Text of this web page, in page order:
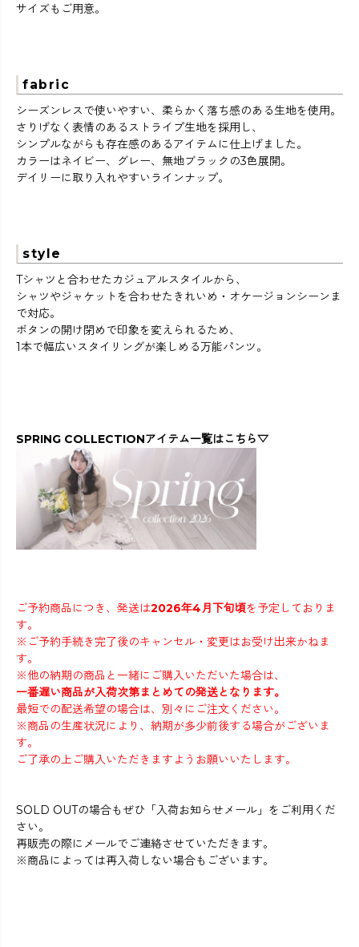
サイズもご用意。
fabric
シーズンレスで使いやすい、柔らかく落ち感のある生地を使用。
さりげなく表情のあるストライプ生地を採用し、
シンプルながらも存在感のあるアイテムに仕上げました。
カラーはネイビー、グレー、無地ブラックの3色展開。
デイリーに取り入れやすいラインナップ。
style
Tシャツと合わせたカジュアルスタイルから、
シャツやジャケットを合わせたきれいめ・オケージョンシーンま
で対応。
ボタンの開け閉めで印象を変えられるため、
1本で幅広いスタイリングが楽しめる万能パンツ。
SPRING COLLECTIONアイテム一覧はこちら▽
ご予約商品につき、発送は2026年4月下旬頃を予定しておりま
す。
※ご予約手続き完了後のキャンセル・変更はお受け出来かねま
す。
※他の納期の商品と一緒にご購入いただいた場合は、
一番遅い商品が入荷次第まとめての発送となります。
最短での配送希望の場合は、別々にご注文ください。
※商品の生産状況により、納期が多少前後する場合がございま
す。
ご了承の上ご購入いただきますようお願いいたします。
SOLD OUTの場合もぜひ「入荷お知らせメール」をご利用くだ
さい。
再販売の際にメールでご連絡させていただきます。
※商品によっては再入荷しない場合もございます。